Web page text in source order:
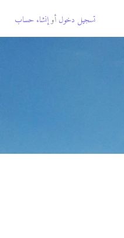
تسجيل دخول أوإنشاء حساب